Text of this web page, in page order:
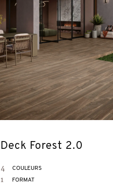
Deck Forest 2.0
4 COULEURS
1 FORMAT